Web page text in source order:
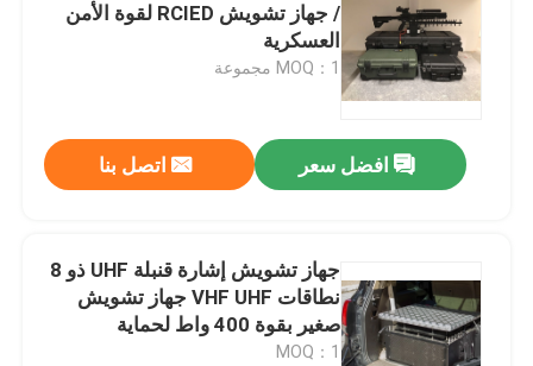
منتجات
/ جهاز تشويش RCIED لقوة الأمن
العسكرية
MOQ：1 مجموعة
افضل سعر اتصل بنا
جهاز تشويش إشارة قنبلة UHF ذو 8
نطاقات VHF UHF جهاز تشويش
صغير بقوة 400 واط لحماية
الشخصيات المهمة
MOQ：1